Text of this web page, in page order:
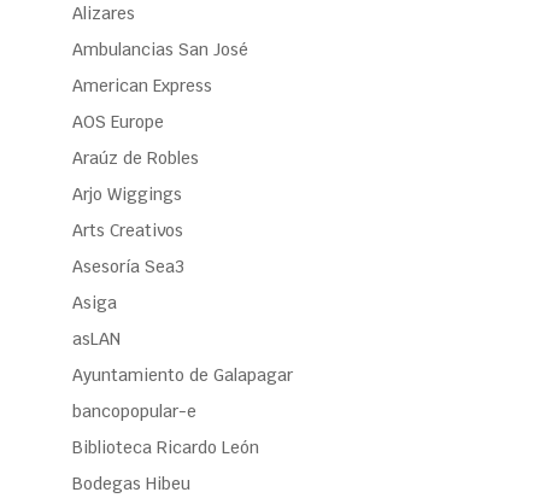
Alizares
Ambulancias San José
American Express
AOS Europe
Araúz de Robles
Arjo Wiggings
Arts Creativos
Asesoría Sea3
Asiga
asLAN
Ayuntamiento de Galapagar
bancopopular-e
Biblioteca Ricardo León
Bodegas Hibeu